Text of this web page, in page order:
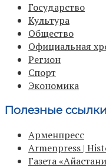
Государство
Культура
Общество
Официальная
Регион
Спорт
Экономика
Полезные ссылки
Арменпресс
Armenpress |
Газета